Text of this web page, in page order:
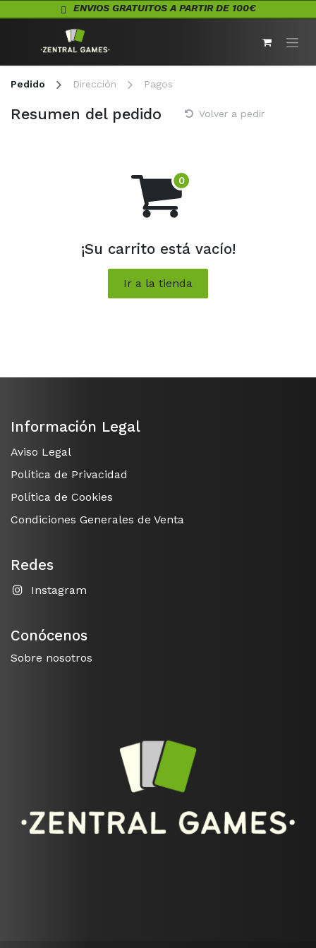
Ir al contenidoENVIOS GRATUITOS A PARTIR DE 100€
Pedido Dirección Pagos
Resumen del pedido Volver a pedir
¡Su carrito está vacío!
Ir a la tienda
Información Legal
Aviso Legal
Política de Privacidad
Política de Cookies
Condiciones Generales de Venta
Redes
Instagram
Conócenos
Sobre nosotros